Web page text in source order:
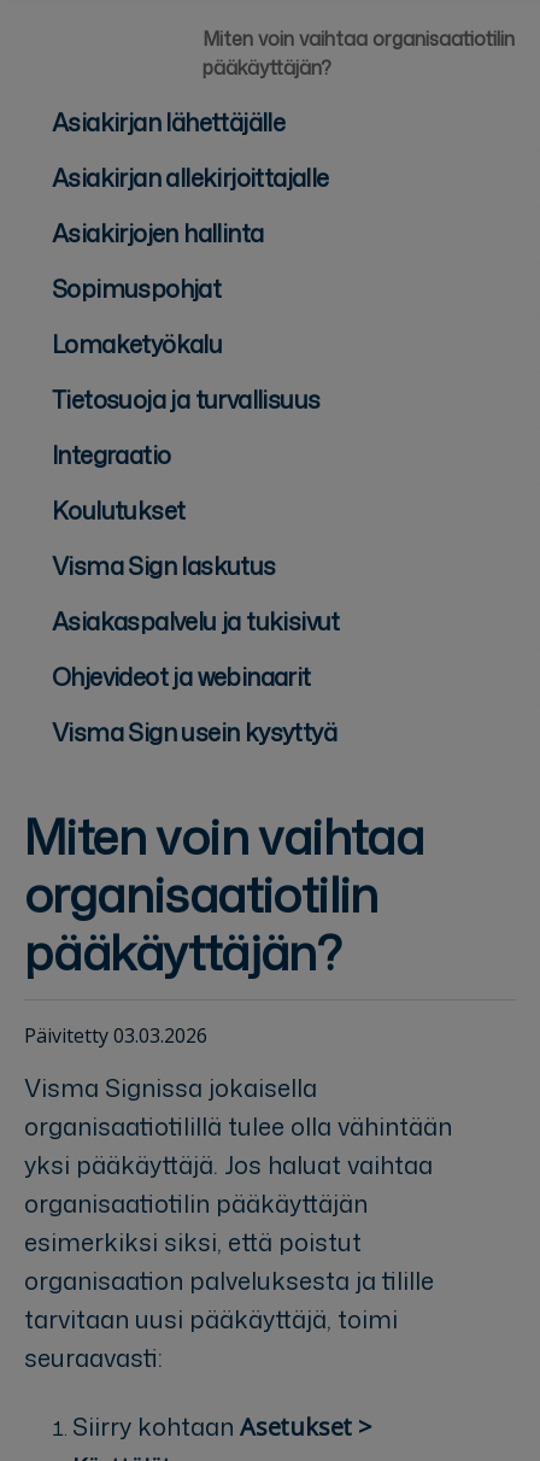
Miten voin vaihtaa organisaatiotilin
pääkäyttäjän?
Asiakirjan lähettäjälle
Asiakirjan allekirjoittajalle
Asiakirjojen hallinta
Sopimuspohjat
Lomaketyökalu
Tietosuoja ja turvallisuus
Integraatio
Koulutukset
Visma Sign laskutus
Asiakaspalvelu ja tukisivut
Ohjevideot ja webinaarit
Visma Sign usein kysyttyä
Miten voin vaihtaa
organisaatiotilin
pääkäyttäjän?
Päivitetty 03.03.2026
Visma Signissa jokaisella
organisaatiotilillä tulee olla vähintään
yksi pääkäyttäjä. Jos haluat vaihtaa
organisaatiotilin pääkäyttäjän
esimerkiksi siksi, että poistut
organisaation palveluksesta ja tilille
tarvitaan uusi pääkäyttäjä, toimi
seuraavasti:
Siirry kohtaan Asetukset >